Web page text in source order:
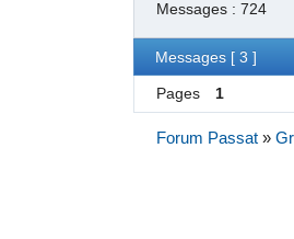
Messages :724
Messages [ 3 ]
Pages 1
Forum Passat »